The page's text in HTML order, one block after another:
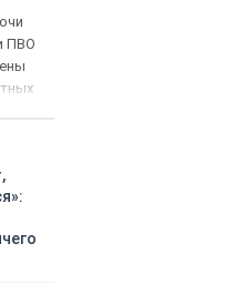
ПВО